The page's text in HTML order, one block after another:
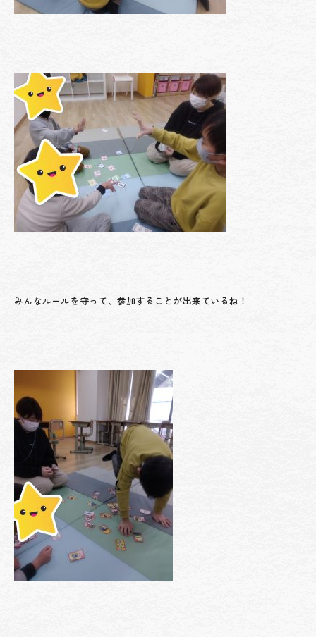
みんなルールを守って、参加することが出来ているね！